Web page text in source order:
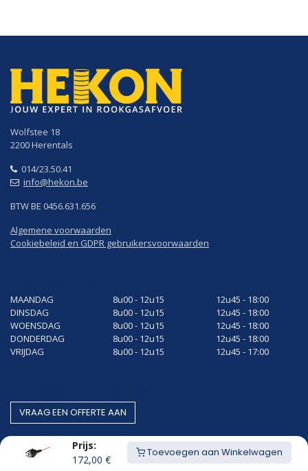
Prijs:
172,00 €
Toevoegen aan Winkelwagen
Wolfstee 18
2200 Herentals
014/23.50.41
info@hekon.be
BTW BE 0456.631.656
Algemene voorwaarden
Cookiebeleid en GDPR gebruikersvoorwaarden
MAANDAG
DINSDAG
WOENSDAG
DONDERDAG
VRIJDAG
8u00 - 12u15
8u00 - 12u15
8u00 - 12u15
8u00 - 12u15
8u00 - 12u15
12u45 - 18:00
12u45 - 18:00
12u45 - 18:00
12u45 - 18:00
12u45 - 17:00
VRAAG EEN OF​​​​FERTE AAN
Gestandaardiseerde producten